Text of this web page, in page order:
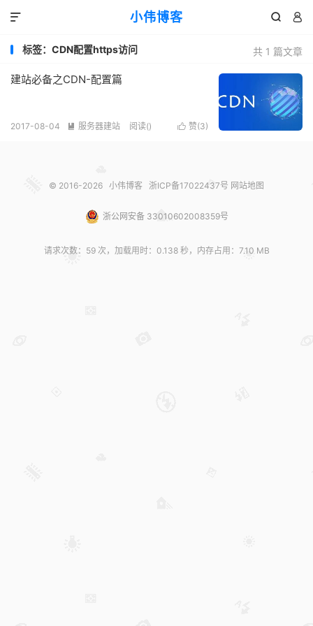
小伟博客  

共 1 篇文章
标签：CDN配置https访问
建站必备之CDN-配置篇
 赞(3)
2017-08-04  服务器建站 阅读()
© 2016-2026 小伟博客 浙ICP备17022437号 网站地图
浙公网安备 33010602008359号
请求次数：59 次，加载用时：0.138 秒，内存占用：7.10 MB